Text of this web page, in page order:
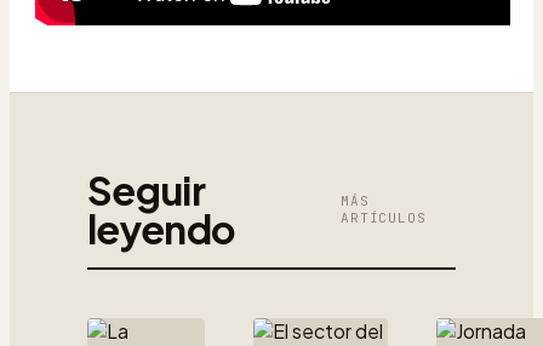
Seguir
leyendo
MÁS
ARTÍCULOS